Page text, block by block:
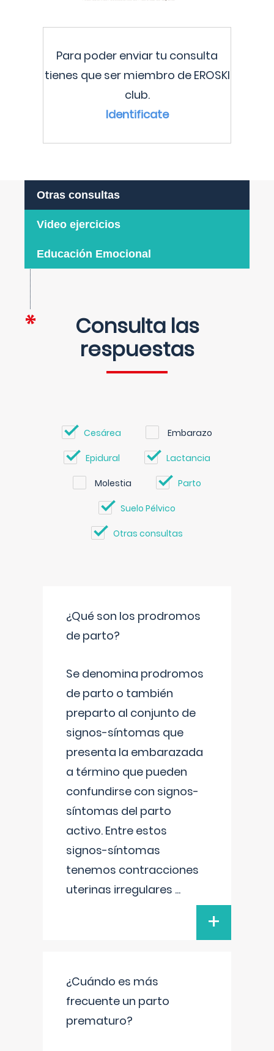
Para poder enviar tu consulta
tienes que ser miembro de EROSKI
club.
Identificate
Otras consultas
Video ejercicios
Educación Emocional
Consulta las
respuestas
Cesárea Embarazo
Epidural Lactancia
Molestia Parto
Suelo Pélvico
Otras consultas
¿Qué son los prodromos
de parto?
Se denomina prodromos
de parto o también
preparto al conjunto de
signos-síntomas que
presenta la embarazada
a término que pueden
confundirse con signos-
síntomas del parto
activo. Entre estos
signos-síntomas
tenemos contracciones
uterinas irregulares ...
+
¿Cuándo es más
frecuente un parto
prematuro?